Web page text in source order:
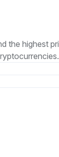
the highest